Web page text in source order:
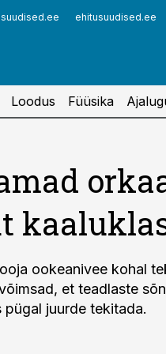
ehitusuudised.ee
Loodus Füüsika
ookeanivee kohal
et teadlaste
pügal juurde tekitada.